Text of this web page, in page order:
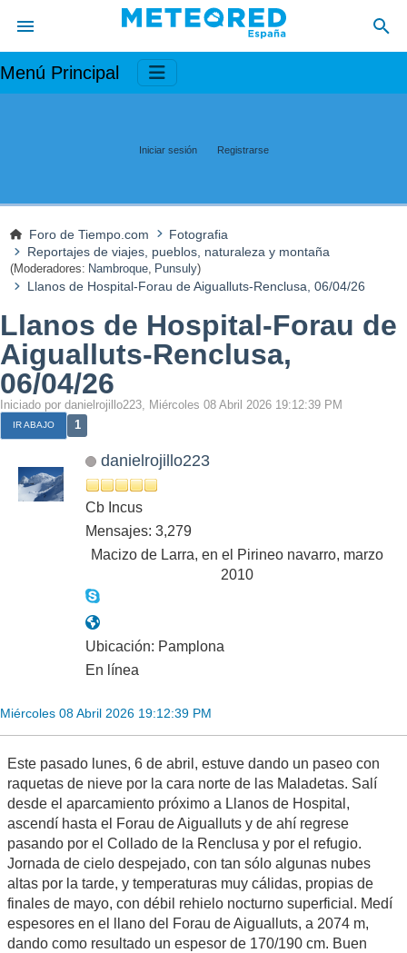
Menú Principal
Iniciar sesión Registrarse
Foro de Tiempo.com
Fotografia
Reportajes de viajes, pueblos, naturaleza y montaña
(Moderadores: Nambroque, Punsuly)
Llanos de Hospital-Forau de Aigualluts-Renclusa, 06/04/26
Llanos de Hospital-Forau de
Aigualluts-Renclusa,
06/04/26
Iniciado por danielrojillo223, Miércoles 08 Abril 2026 19:12:39 PM
IR ABAJO 1
danielrojillo223
Cb Incus
Mensajes: 3,279
Macizo de Larra, en el Pirineo navarro, marzo
2010
Ubicación: Pamplona
En línea
Miércoles 08 Abril 2026 19:12:39 PM
Este pasado lunes, 6 de abril, estuve dando un paseo con
raquetas de nieve por la cara norte de las Maladetas. Salí
desde el aparcamiento próximo a Llanos de Hospital,
ascendí hasta el Forau de Aigualluts y de ahí regrese
pasando por el Collado de la Renclusa y por el refugio.
Jornada de cielo despejado, con tan sólo algunas nubes
altas por la tarde, y temperaturas muy cálidas, propias de
finales de mayo, con débil rehielo nocturno superficial. Medí
espesores en el llano del Forau de Aigualluts, a 2074 m,
dando como resultado un espesor de 170/190 cm. Buen